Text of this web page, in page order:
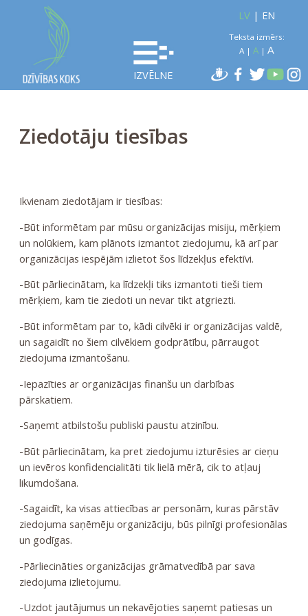
IZVĒLNE
LV| EN
Teksta izmērs:
A| A| A
Ziedotāju tiesības
Ikvienam ziedotājam ir tiesības:
-Būt informētam par mūsu organizācijas misiju, mērķiem
un nolūkiem, kam plānots izmantot ziedojumu, kā arī par
organizācijas iespējām izlietot šos līdzekļus efektīvi.
-Būt pārliecinātam, ka līdzekļi tiks izmantoti tieši tiem
mērķiem, kam tie ziedoti un nevar tikt atgriezti.
-Būt informētam par to, kādi cilvēki ir organizācijas valdē,
un sagaidīt no šiem cilvēkiem godprātību, pārraugot
ziedojuma izmantošanu.
-Iepazīties ar organizācijas finanšu un darbības
pārskatiem.
-Saņemt atbilstošu publiski paustu atzinību.
-Būt pārliecinātam, ka pret ziedojumu izturēsies ar cieņu
un ievēros konfidencialitāti tik lielā mērā, cik to atļauj
likumdošana.
-Sagaidīt, ka visas attiecības ar personām, kuras pārstāv
ziedojuma saņēmēju organizāciju, būs pilnīgi profesionālas
un godīgas.
-Pārliecināties organizācijas grāmatvedībā par sava
ziedojuma izlietojumu.
-Uzdot jautājumus un nekavējoties saņemt patiesas un